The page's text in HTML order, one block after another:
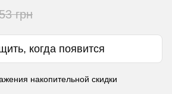
грн
когда появится
накопительной скидки